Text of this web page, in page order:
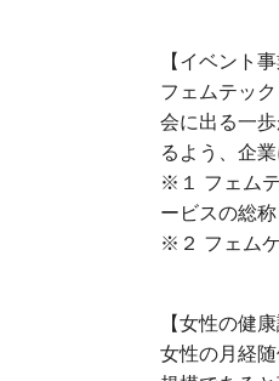
【イベント
フェムテッ
会に出る一
るよう、企
※１ フェム
ービスの総称
※２ フェム
【女性の健
女性の月経